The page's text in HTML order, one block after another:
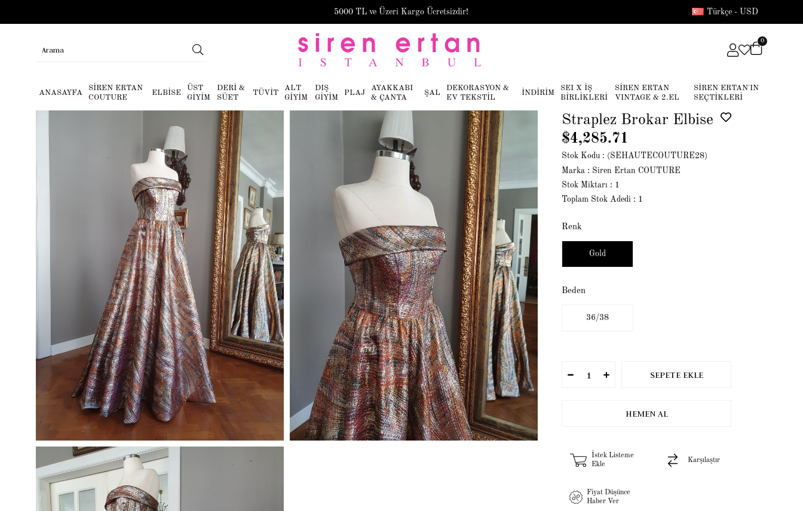
5000 TL ve Üzeri Kargo Ücretsizdir! Türkçe - USD
0
ANASAYFA
SİREN ERTAN
COUTURE
ELBİSE
ÜST
GİYİM
DERİ &
SÜET
TÜVİT
ALT
GİYİM
DIŞ
GİYİM
PLAJ
AYAKKABI
& ÇANTA
ŞAL
DEKORASYON &
EV TEKSTİL
İNDİRİM
SEI X İŞ
BİRLİKLERİ
SİREN ERTAN
VINTAGE & 2.EL
SİREN ERTAN'IN
SEÇTİKLERİ
Straplez Brokar Elbise
$4,285.71
Stok Kodu
(SEHAUTECOUTURE28)
Marka : Siren Ertan COUTURE
Stok Miktarı : 1
Toplam Stok Adedi : 1
Renk
Gold
Beden
36/38
İstek Listeme
Ekle
Karşılaştır
Fiyat Düşünce
Haber Ver